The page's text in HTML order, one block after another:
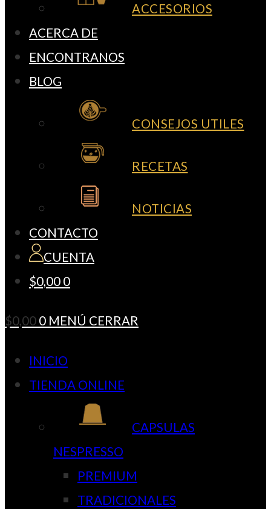
ACCESORIOS
ACERCA DE
ENCONTRANOS
BLOG
CONSEJOS UTILES
RECETAS
NOTICIAS
CONTACTO
CUENTA
$0,00 0
$0,00 0 MENÚ CERRAR
INICIO
TIENDA ONLINE
CAPSULAS
NESPRESSO
PREMIUM
TRADICIONALES